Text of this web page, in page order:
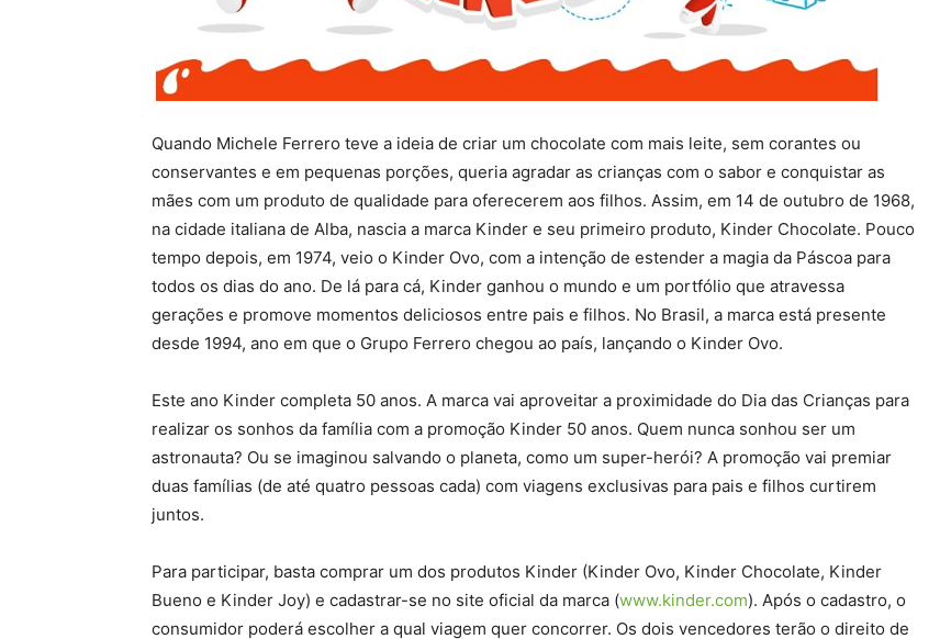
Quando Michele Ferrero teve a ideia de criar um chocolate com mais leite, sem corantes ou
conservantes e em pequenas porções, queria agradar as crianças com o sabor e conquistar as
mães com um produto de qualidade para oferecerem aos filhos. Assim, em 14 de outubro de 1968,
na cidade italiana de Alba, nascia a marca Kinder e seu primeiro produto, Kinder Chocolate. Pouco
tempo depois, em 1974, veio o Kinder Ovo, com a intenção de estender a magia da Páscoa para
todos os dias do ano. De lá para cá, Kinder ganhou o mundo e um portfólio que atravessa
gerações e promove momentos deliciosos entre pais e filhos. No Brasil, a marca está presente
desde 1994, ano em que o Grupo Ferrero chegou ao país, lançando o Kinder Ovo.
Este ano Kinder completa 50 anos. A marca vai aproveitar a proximidade do Dia das Crianças para
realizar os sonhos da família com a promoção Kinder 50 anos. Quem nunca sonhou ser um
astronauta? Ou se imaginou salvando o planeta, como um super-herói? A promoção vai premiar
duas famílias (de até quatro pessoas cada) com viagens exclusivas para pais e filhos curtirem
juntos.
Para participar, basta comprar um dos produtos Kinder (Kinder Ovo, Kinder Chocolate, Kinder
Bueno e Kinder Joy) e cadastrar-se no site oficial da marca (www.kinder.com). Após o cadastro, o
consumidor poderá escolher a qual viagem quer concorrer. Os dois vencedores terão o direito de